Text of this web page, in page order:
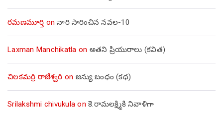
రమణమూర్తి onనారి సారించిన నవల-10
Laxman Manchikatla on అతని ప్రియురాలు (కవిత)
చిలకమర్రి రాజేశ్వరి on జన్యు బంధం (కథ)
Srilakshmi chivukula on కె.రామలక్ష్మికి నివాళిగా